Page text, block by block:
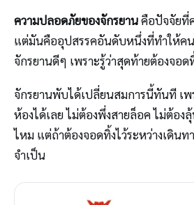
ความปลอดภัยของจักรยานคือปัจจัยที่
แต่มันคืออุปสรรคอันดับหนึ่งที่ทำให้ค
จักรยานดีๆ เพราะรู้ว่าสุดท้ายต้องจอ
จักรยานพับได้เปลี่ยนสมการนี้ทันที เพ
ห้องได้เลย ไม่ต้องพึ่งสายล็อค ไม่ต้อง
ไหม แต่ถ้าต้องจอดทิ้งไว้ระหว่างเดินท
จำเป็น